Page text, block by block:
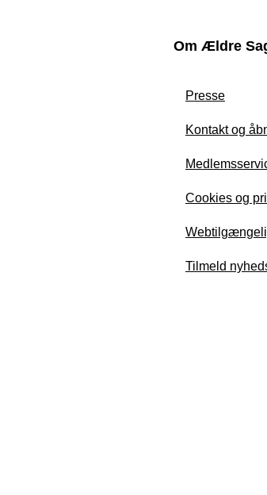
Om Ældre
Presse
Kontakt og
Cookies og
Tilmeld